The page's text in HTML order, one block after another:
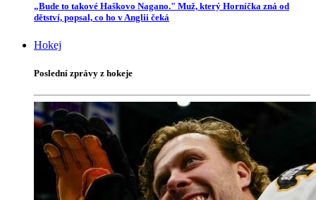
„Bude to takové Haškovo Nagano." Muž, který Horníčka zná od
dětství, popsal, co ho v Anglii čeká
Hokej
Poslední zprávy z hokeje